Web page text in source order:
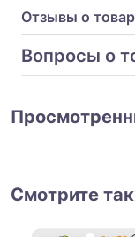
Отзывы о
Вопросы о
Смотрите